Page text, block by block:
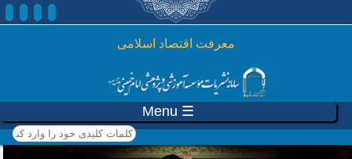
رفتن به محتوای اصلی
معرفت اقتصاد اسلامی
☰ Menu
کلمات کلیدی خود را وارد
کنید